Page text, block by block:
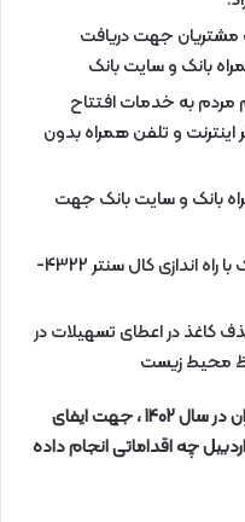
مشتریان جهت دریافت
بانک و سایت بانک
به خدمات افتتاح
و تلفن همراه بدون
بانک و سایت بانک جهت
بکارگیری سامانه امور مشتریان بانک با راه اندازی کال سنتر 4322-
کاغذ در اعطای تسهیلات در
محیط زیست
آقای مهندس، بانک قرض الحسنه مهرایران در سال 1402 ، جهت ایفای
چه اقداماتی انجام داده